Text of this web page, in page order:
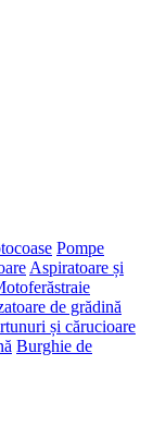
Pompe
Aspiratoare și
de grădină
și cărucioare
Burghie de